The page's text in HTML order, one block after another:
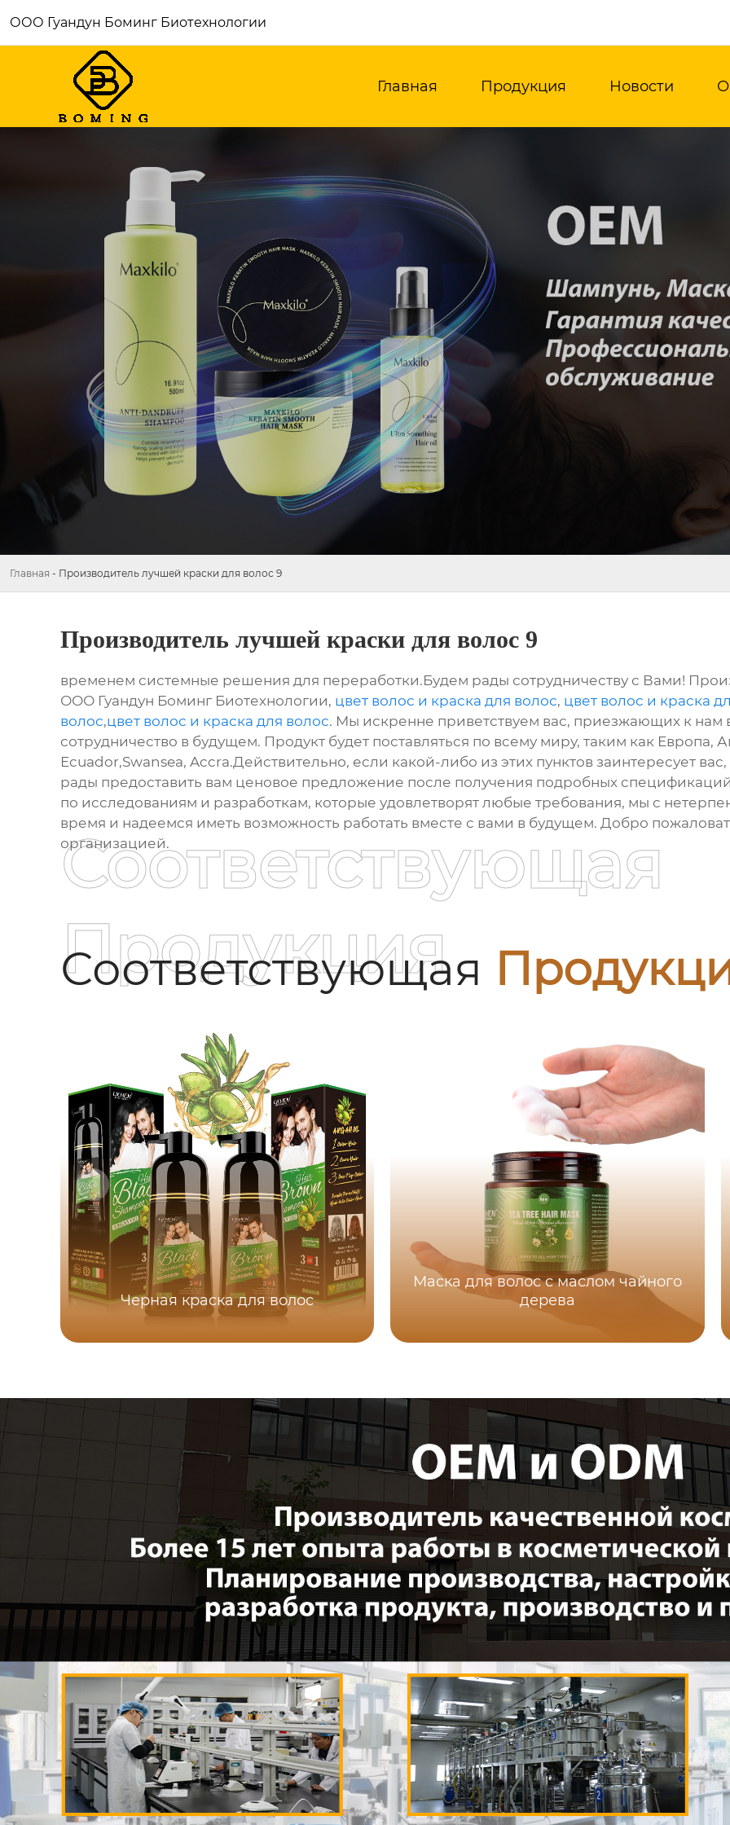
ООО Гуандун Боминг Биотехнологии
Главная Продукция Новости
Главная - Производитель лучшей краски для волос 9
Производитель лучшей краски для волос 9
временем системные решения для переработки.Будем рады сотрудничеству с Вами!
ООО Гуандун Боминг Биотехнологии, цвет волос и краска для волос, цвет волос и краска
волос,цвет волос и краска для волос. Мы искренне приветствуем вас, приезжающих к нам
сотрудничество в будущем. Продукт будет поставляться по всему миру, таким как Европа,
Ecuador,Swansea, Accra.Действительно, если какой-либо из этих пунктов заинтересует
рады предоставить вам ценовое предложение после получения подробных
по исследованиям и разработкам, которые удовлетворят любые требования, мы с
время и надеемся иметь возможность работать вместе с вами в будущем. Добро
организацией.
Соответствующая
Соответствующая
Продукция
Черная краска для волос
Маска для волос с маслом чайного
дерева
Самые